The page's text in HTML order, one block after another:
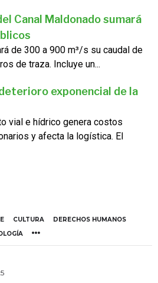
Canal Maldonado sumará
de 300 a 900 m³/s su caudal de
de traza. Incluye un...
exponencial de la
vial e hídrico genera costos
y afecta la logística. El
CULTURA
DERECHOS HUMANOS